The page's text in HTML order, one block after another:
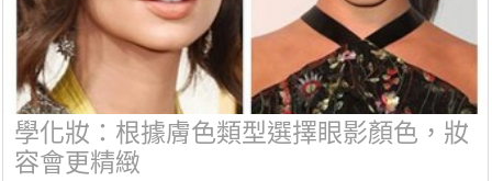
學化妝：根據膚色類型選擇眼影顏色，妝
容會更精緻